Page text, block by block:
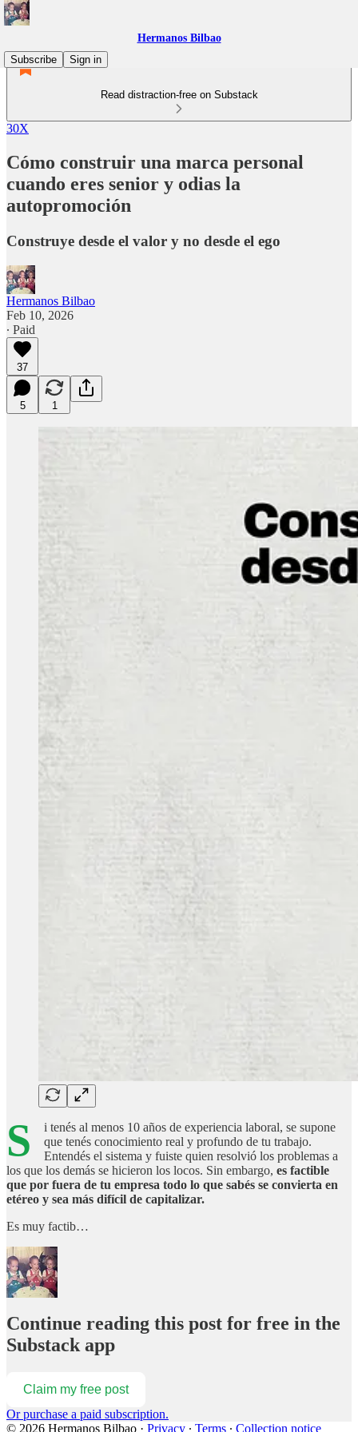
Hermanos Bilbao
Subscribe
Sign in
Read distraction-free on Substack
30X
Cómo construir una marca personal
cuando eres senior y odias la
autopromoción
Construye desde el valor y no desde el ego
Hermanos Bilbao
Feb 10, 2026
∙ Paid
37
5 1
S
i tenés al menos 10 años de experiencia laboral, se supone
que tenés conocimiento real y profundo de tu trabajo.
Entendés el sistema y fuiste quien resolvió los problemas a
los que los demás se hicieron los locos. Sin embargo, es factible
que por fuera de tu empresa todo lo que sabés se convierta en
etéreo y sea más difícil de capitalizar.
Es muy factib…
Continue reading this post for free in the
Substack app
Claim my free post
Or purchase a paid subscription.
© 2026 Hermanos Bilbao · Privacy ∙ Terms ∙ Collection notice